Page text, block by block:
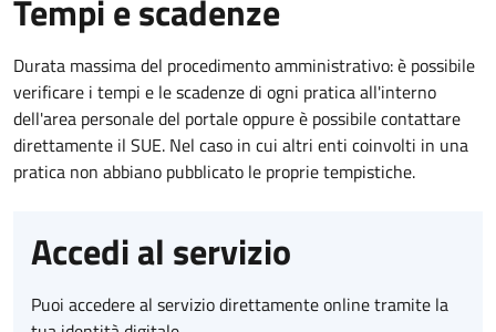
Tempi e scadenze
Durata massima del procedimento amministrativo: è possibile
verificare i tempi e le scadenze di ogni pratica all'interno
dell'area personale del portale oppure è possibile contattare
direttamente il SUE. Nel caso in cui altri enti coinvolti in una
pratica non abbiano pubblicato le proprie tempistiche.
Accedi al servizio
Puoi accedere al servizio direttamente online tramite la